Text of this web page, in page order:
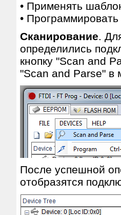
• Применять
•
Сканирование.
определились
кнопку "Scan and
"Scan and Parse" в
После успешной
отобразятся